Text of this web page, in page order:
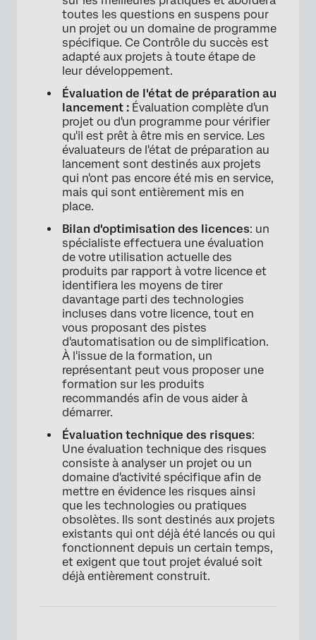
×
toutes les questions en suspens pour
un projet ou un domaine de programme
spécifique. Ce Contrôle du succès est
adapté aux projets à toute étape de
leur développement.
Évaluation de l'état de préparation au
lancement : Évaluation complète d'un
projet ou d'un programme pour vérifier
qu'il est prêt à être mis en service. Les
évaluateurs de l'état de préparation au
lancement sont destinés aux projets
qui n'ont pas encore été mis en service,
mais qui sont entièrement mis en
place.
Bilan d'optimisation des licences: un
spécialiste effectuera une évaluation
de votre utilisation actuelle des
produits par rapport à votre licence et
identifiera les moyens de tirer
davantage parti des technologies
incluses dans votre licence, tout en
vous proposant des pistes
d'automatisation ou de simplification.
À l'issue de la formation, un
représentant peut vous proposer une
formation sur les produits
recommandés afin de vous aider à
démarrer.
Évaluation technique des risques:
Une évaluation technique des risques
consiste à analyser un projet ou un
domaine d'activité spécifique afin de
mettre en évidence les risques ainsi
que les technologies ou pratiques
obsolètes. Ils sont destinés aux projets
existants qui ont déjà été lancés ou qui
fonctionnent depuis un certain temps,
et exigent que tout projet évalué soit
déjà entièrement construit.